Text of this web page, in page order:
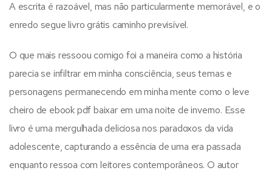
A escrita é razoável, mas não particularmente memorável, e o
enredo segue livro grátis caminho previsível.
O que mais ressoou comigo foi a maneira como a história
parecia se infiltrar em minha consciência, seus temas e
personagens permanecendo em minha mente como o leve
cheiro de ebook pdf baixar em uma noite de inverno. Esse
livro é uma mergulhada deliciosa nos paradoxos da vida
adolescente, capturando a essência de uma era passada
enquanto ressoa com leitores contemporâneos. O autor